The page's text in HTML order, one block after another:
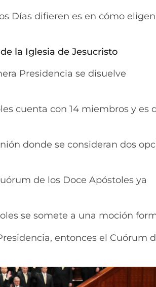
Días difieren es en cómo
la Iglesia de Jesucristo
Presidencia se disuelve
cuenta con 14 miembros y es
donde se consideran dos
de los Doce Apóstoles ya
se somete a una moción
entonces el Cuórum